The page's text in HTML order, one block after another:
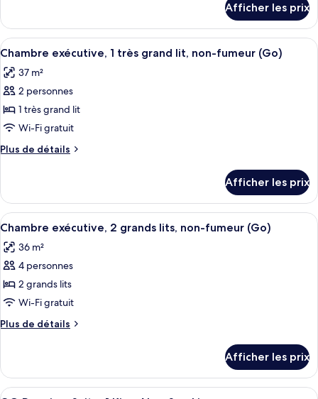
2
grands
lits,
non-
fumeur,
vue
sur
la
ville
Chambre,
grands
non-
fumeur,
sur
la
(Flamingo)
Afficher les prix
Afficher
toutes
les
photos
pour
ce
type
de
Chambre
exécutive,
1
très
grand
lit,
non-
fumeur
(Go)
Une chambre d’hôtel avec un
4
Chambre exécutive, 1 très grand lit, non-fumeur (Go)
37 m²
2 personnes
1 très grand lit
Wi-Fi gratuit
Plus de détails
Plus
Chambre
exécutive,
1
grand
lit,
fumeur
(Go)
Afficher les prix
Afficher
toutes
les
photos
pour
ce
type
de
Chambre
exécutive,
Une chambre d’hôtel avec deux
4
Chambre exécutive, 2 grands lits, non-fumeur (Go)
36 m²
4 personnes
2 grands lits
Wi-Fi gratuit
Plus de détails
Plus
Chambre
exécutive,
Afficher les prix
Afficher
Une chambre d’hôtel avec un lit,